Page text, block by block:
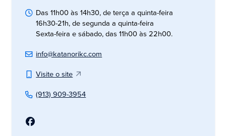
Das 11h00 às 14h30, de terça a quinta-feira
16h30-21h, de segunda a quinta-feira
Sexta-feira e sábado, das 11h00 às 22h00.
info@katanorikc.com
Visite o site
(913) 909-3954